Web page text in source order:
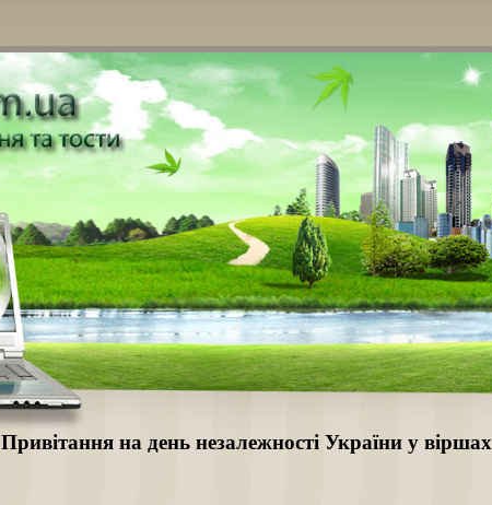
Привітання на день незалежності України у віршах